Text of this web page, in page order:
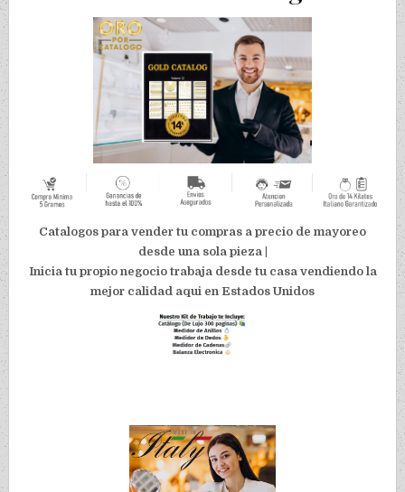
Catalogos para vender tu compras a precio de mayoreo
desde una sola pieza |
Inicia tu propio negocio trabaja desde tu casa vendiendo la
mejor calidad aqui en Estados Unidos